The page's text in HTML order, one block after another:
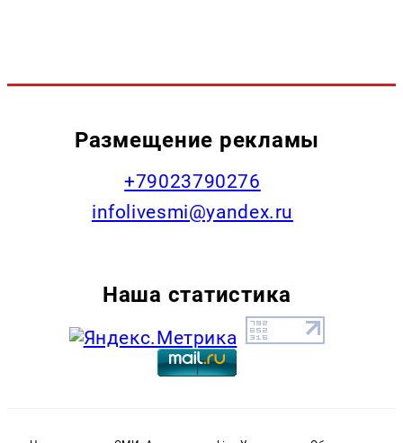
Размещение рекламы
+79023790276
infolivesmi@yandex.ru
Наша статистика